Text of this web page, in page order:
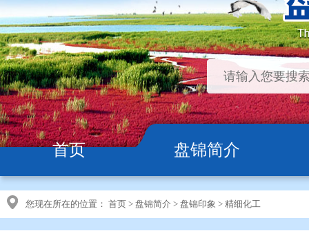
首页 盘锦简介
您现在所在的位置： 首页 > 盘锦简介 > 盘锦印象 > 精细化工